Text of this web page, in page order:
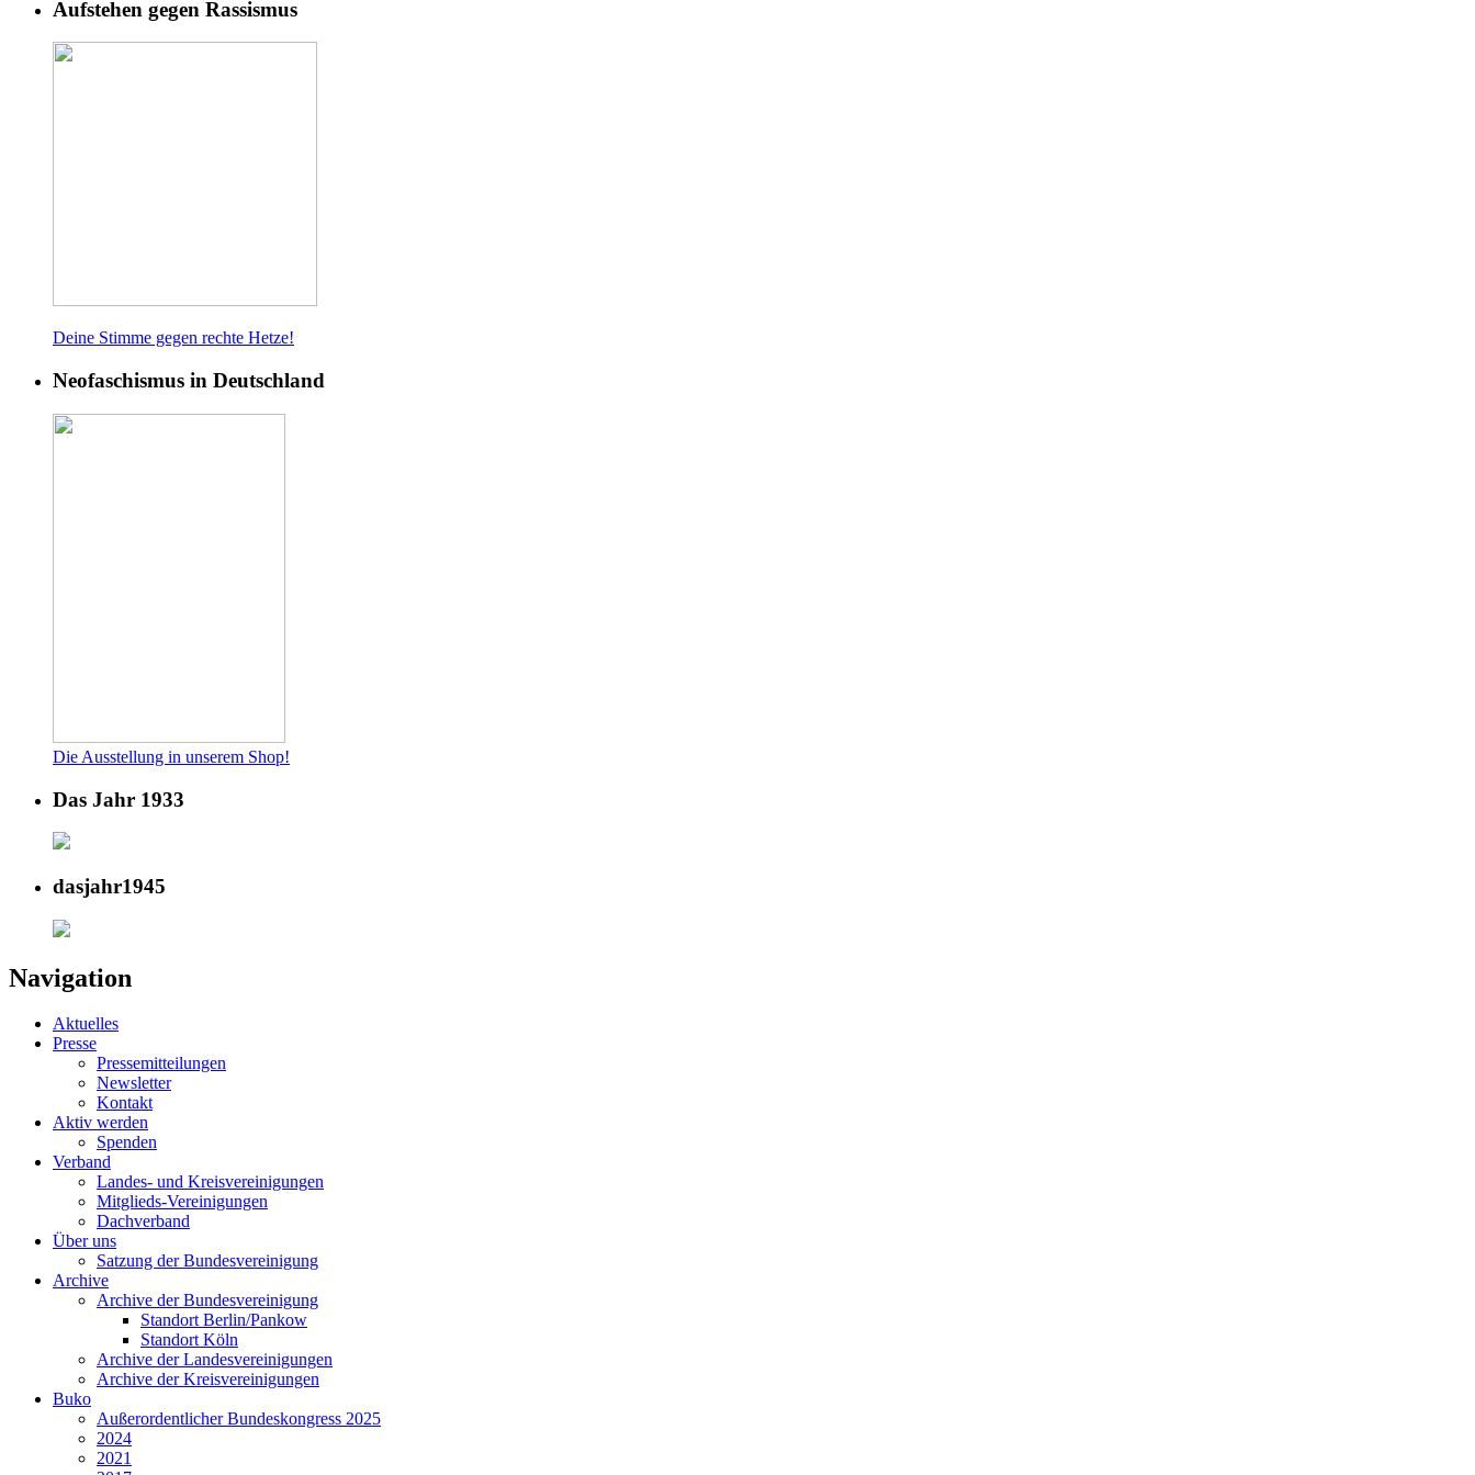
Aufstehen gegen Rassismus
Deine Stimme gegen rechte Hetze!
Neofaschismus in Deutschland
Die Ausstellung in unserem Shop!
Das Jahr 1933
dasjahr1945
Navigation
Aktuelles
Presse
Pressemitteilungen
Newsletter
Kontakt
Aktiv werden
Spenden
Verband
Landes- und Kreisvereinigungen
Mitglieds-Vereinigungen
Dachverband
Über uns
Satzung der Bundesvereinigung
Archive
Archive der Bundesvereinigung
Standort Berlin/Pankow
Standort Köln
Archive der Landesvereinigungen
Archive der Kreisvereinigungen
Buko
Außerordentlicher Bundeskongress 2025
2024
2021